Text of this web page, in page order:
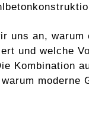
uns an,
und welche
Kombination
moderne